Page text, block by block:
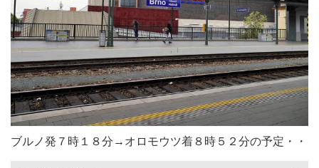
ブルノ発７時１８分→オロモウツ着８時５２分の予定・・